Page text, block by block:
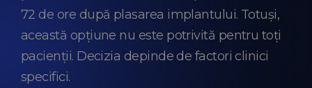
72 de ore după plasarea implantului. Totuși,
această opțiune nu este potrivită pentru toți
pacienții. Decizia depinde de factori clinici
specifici.